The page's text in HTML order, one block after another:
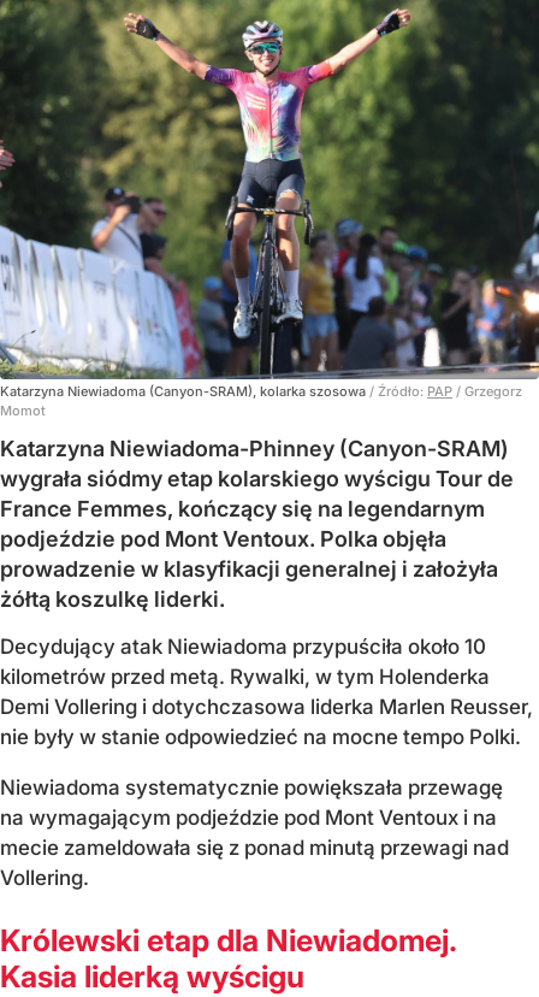
Katarzyna Niewiadoma (Canyon-SRAM), kolarka szosowa / Źródło: PAP / Grzegorz
Momot
Katarzyna Niewiadoma-Phinney (Canyon-SRAM)
wygrała siódmy etap kolarskiego wyścigu Tour de
France Femmes, kończący się na legendarnym
podjeździe pod Mont Ventoux. Polka objęła
prowadzenie w klasyfikacji generalnej i założyła
żółtą koszulkę liderki.
Decydujący atak Niewiadoma przypuściła około 10
kilometrów przed metą. Rywalki, w tym Holenderka
Demi Vollering i dotychczasowa liderka Marlen Reusser,
nie były w stanie odpowiedzieć na mocne tempo Polki.
Niewiadoma systematycznie powiększała przewagę
na wymagającym podjeździe pod Mont Ventoux i na
mecie zameldowała się z ponad minutą przewagi nad
Vollering.
Królewski etap dla Niewiadomej.
Kasia liderką wyścigu